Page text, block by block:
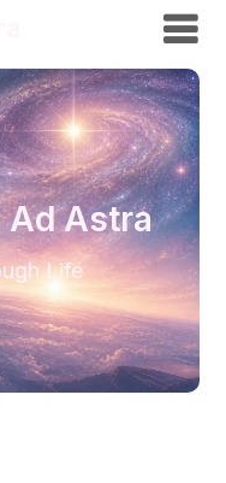
Ad Astra
Life